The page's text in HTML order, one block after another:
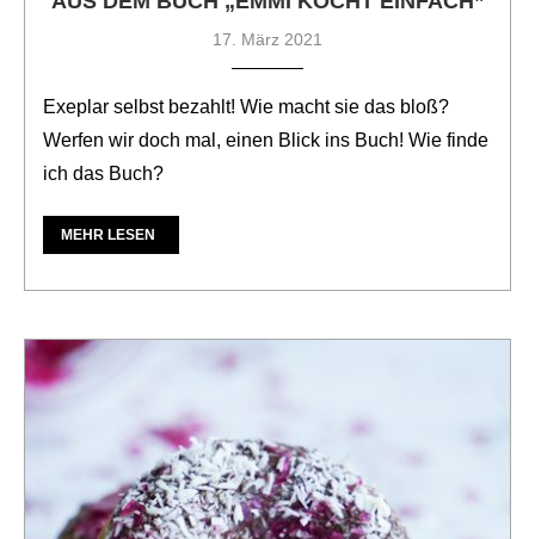
17. März 2021
Exeplar selbst bezahlt! Wie macht sie das bloß?
Werfen wir doch mal, einen Blick ins Buch! Wie finde
ich das Buch?
MEHR LESEN